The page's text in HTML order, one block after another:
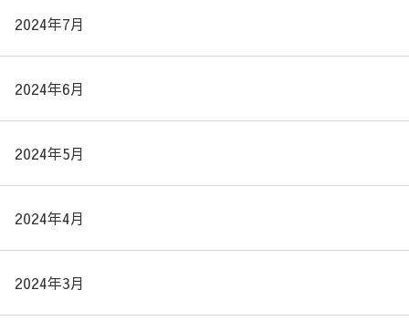
2024年7月
2024年6月
2024年5月
2024年4月
2024年3月